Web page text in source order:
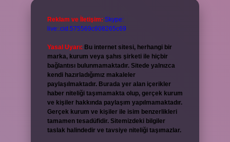
Reklam ve İletişim: Skype:
live:.cid.575569c608265c69
Yasal Uyarı: Bu internet sitesi, herhangi bir
marka, kurum veya şahıs şirketi ile hiçbir
bağlantısı bulunmamaktadır. Sitede yalnızca
kendi hazırladığımız makaleler
paylaşılmaktadır. Burada yer alan içerikler
haber niteliği taşımamakta olup, gerçek kurum
ve kişiler hakkında paylaşım yapılmamaktadır.
Gerçek kurum ve kişiler ile isim benzerlikleri
tamamen tesadüfidir. Sitemizdeki bilgiler
taslak halindedir ve tavsiye niteliği taşımazlar.